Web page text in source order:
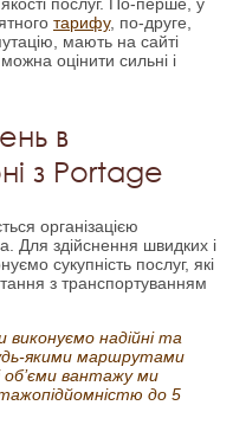
тарифу, по-друге,
мають на сайті
оцінити сильні і
в
з Portage
організацією
Для здійснення швидких і
сукупність послуг, які
з транспортуванням
виконуємо надійні та
якими маршрутами
об’єми вантажу ми
до 5